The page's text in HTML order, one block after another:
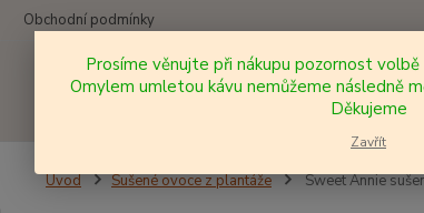
Obchodní podmínky
Úvod Sušené ovoce z plantáže Sweet Annie
Prosíme věnujte při nákupu pozornost
Omylem umletou kávu nemůžeme následně
Děkujeme
Zavřít